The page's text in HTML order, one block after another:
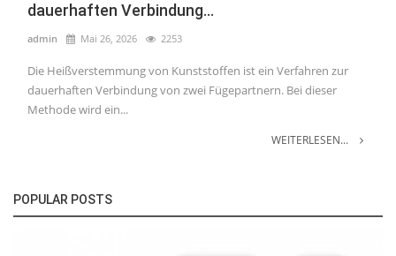
dauerhaften Verbindung...
admin Mai 26, 2026 2253
Die Heißverstemmung von Kunststoffen ist ein Verfahren zur
dauerhaften Verbindung von zwei Fügepartnern. Bei dieser
Methode wird ein...
WEITERLESEN...
POPULAR POSTS